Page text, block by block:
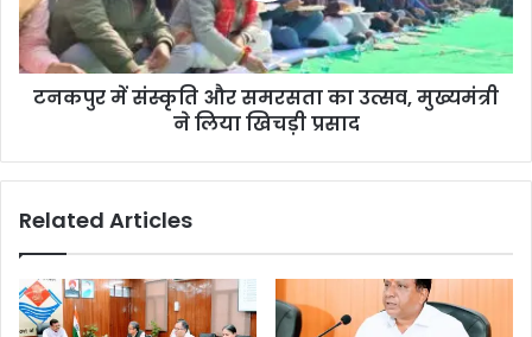
टनकपुर में संस्कृति और समरसता का उत्सव, मुख्यमंत्री
ने लिया खिचड़ी प्रसाद
Related Articles